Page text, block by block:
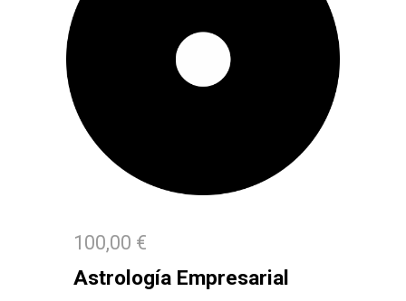
100,00 €
Astrología Empresarial